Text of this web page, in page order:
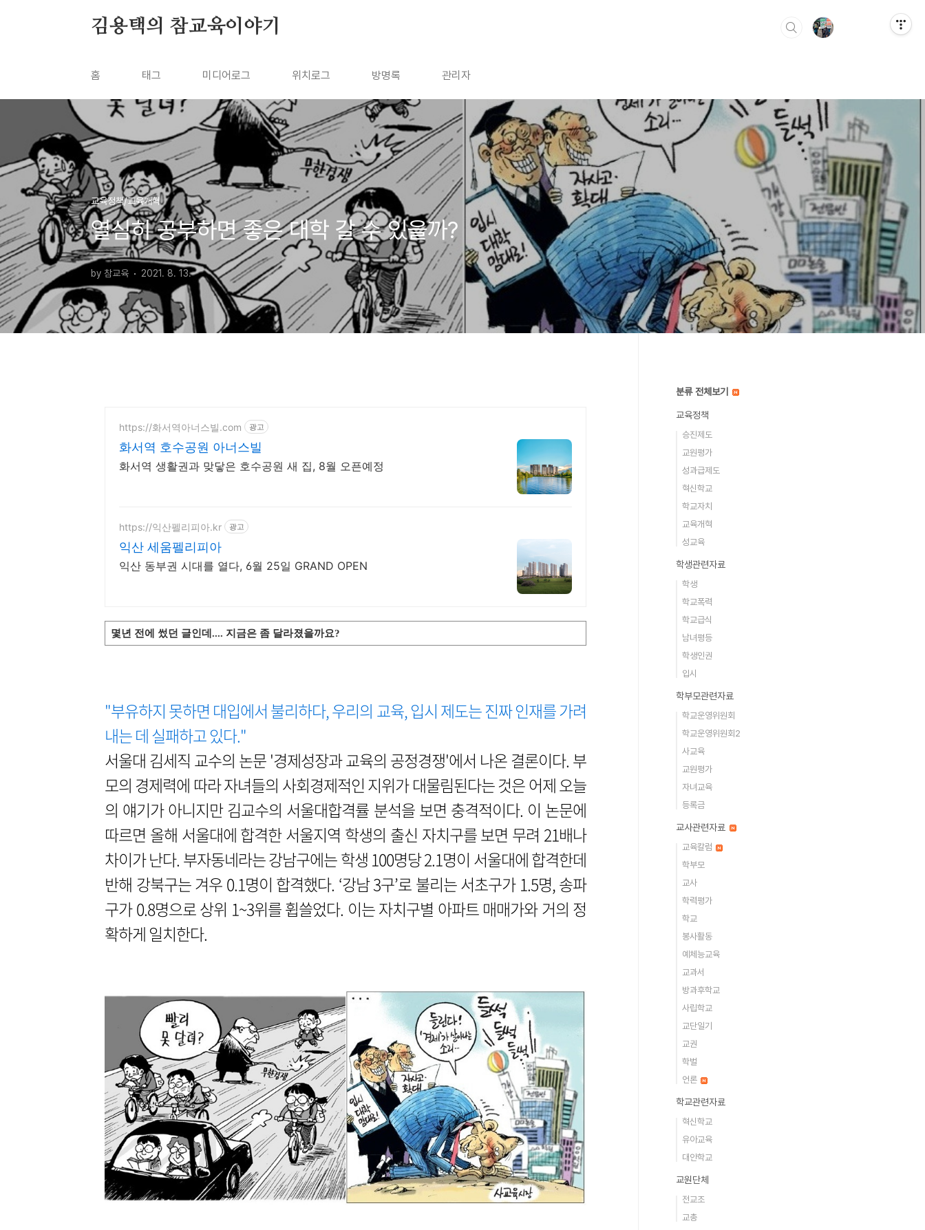
김용택의 참교육이야기
홈 태그 미디어로그 위치로그 방명록 관리자
교육정책/교육개혁
열심히 공부하면 좋은 대학 갈 수 있을까?
by 참교육 2021. 8. 13.
https://화서역아너스빌.com 광고
화서역 호수공원 아너스빌
화서역 생활권과 맞닿은 호수공원 새 집, 8월 오픈예정
https://익산펠리피아.kr 광고
익산 세움펠리피아
익산 동부권 시대를 열다, 6월 25일 GRAND OPEN
몇년 전에 썼던 글인데.... 지금은 좀 달라졌을까요?
"부유하지 못하면 대입에서 불리하다, 우리의 교육, 입시 제도는 진짜 인재를 가려
내는 데 실패하고 있다."
서울대 김세직 교수의 논문 '경제성장과 교육의 공정경쟁'에서 나온 결론이다. 부
모의 경제력에 따라 자녀들의 사회경제적인 지위가 대물림된다는 것은 어제 오늘
의 얘기가 아니지만 김교수의 서울대합격률 분석을 보면 충격적이다. 이 논문에
따르면 올해 서울대에 합격한 서울지역 학생의 출신 자치구를 보면 무려 21배나
차이가 난다. 부자동네라는 강남구에는 학생 100명당 2.1명이 서울대에 합격한데
반해 강북구는 겨우 0.1명이 합격했다. ‘강남 3구’로 불리는 서초구가 1.5명, 송파
구가 0.8명으로 상위 1~3위를 휩쓸었다. 이는 자치구별 아파트 매매가와 거의 정
확하게 일치한다.
분류 전체보기
교육정책
승진제도
교원평가
성과급제도
혁신학교
학교자치
교육개혁
성교육
학생관련자료
학생
학교폭력
학교급식
남녀평등
학생인권
입시
학부모관련자료
학교운영위원회
학교운영위원회2
사교육
교원평가
자녀교육
등록금
교사관련자료
교육칼럼
학부모
교사
학력평가
학교
봉사활동
예체능교육
교과서
방과후학교
사립학교
교단일기
교권
학벌
언론
학교관련자료
혁신학교
유아교육
대안학교
교원단체
전교조
교총